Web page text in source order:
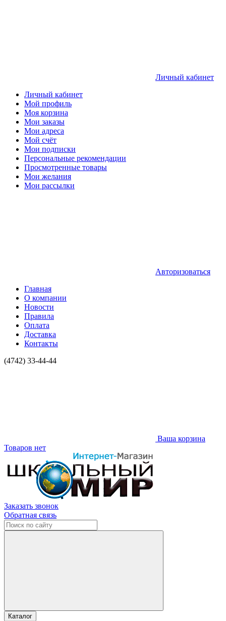
Личный кабинет
Личный кабинет
Мой профиль
Моя корзина
Мои заказы
Мои адреса
Мой счёт
Мои подписки
Персональные рекомендации
Просмотренные товары
Мои желания
Мои рассылки
Авторизоваться
Главная
О компании
Новости
Правила
Оплата
Доставка
Контакты
(4742) 33-44-44
Ваша корзина
Товаров нет
Заказать звонок
Обратная связь
Каталог